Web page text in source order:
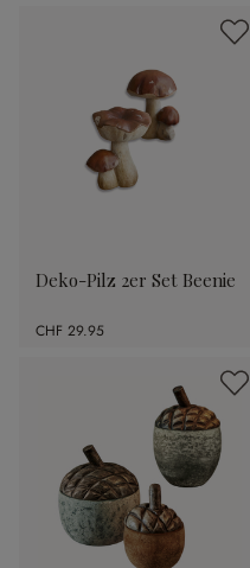
Deko-Pilz 2er Set Beenie
CHF 29.95